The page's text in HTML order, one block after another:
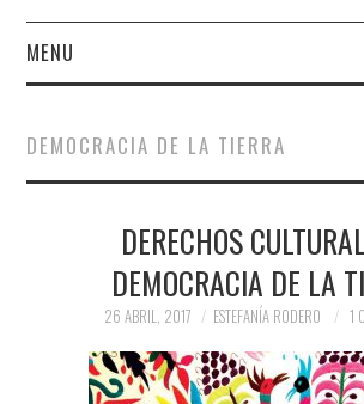
MENU
HACER BOSQUE (SALA DE
PRENSA Y
COLABORACIONES)
QUIÉN ES
DEMOCRACIA DE LA TIERRA
DERECHOS
DEMOCRACIA DE LA
26 ABRIL, 2017 ESTEFANÍA RODERO 1